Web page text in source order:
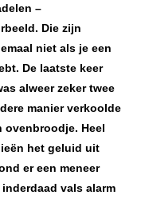
–
Die zijn
niet als je een
De laatste keer
alweer zeker twee
manier verkoolde
Heel
het geluid uit
er een meneer
vals alarm